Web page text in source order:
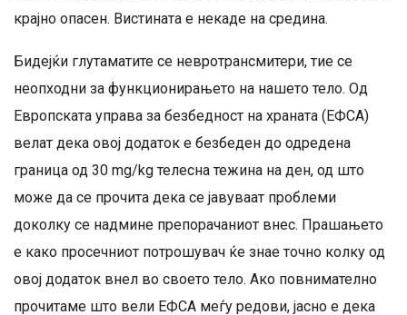
крајно опасен. Вистината е некаде на средина.
Бидејќи глутаматите се невротрансмитери, тие се
неопходни за функционирањето на нашето тело. Од
Европската управа за безбедност на храната (ЕФСА)
велат дека овој додаток е безбеден до одредена
граница од 30 mg/kg телесна тежина на ден, од што
може да се прочита дека се јавуваат проблеми
доколку се надмине препорачаниот внес. Прашањето
е како просечниот потрошувач ќе знае точно колку од
овој додаток внел во своето тело. Ако повнимателно
прочитаме што вели ЕФСА меѓу редови, јасно е дека